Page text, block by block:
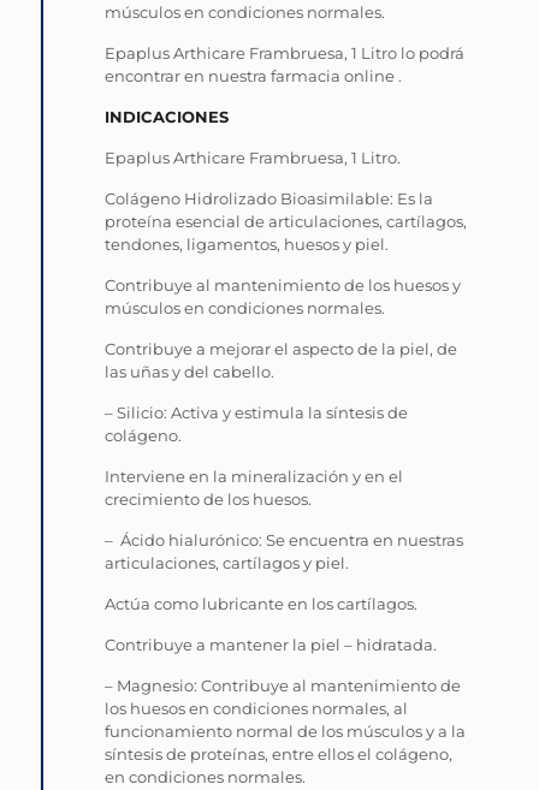
músculos en condiciones normales.
Epaplus Arthicare Frambruesa, 1 Litro lo podrá
encontrar en nuestra farmacia online .
INDICACIONES
Epaplus Arthicare Frambruesa, 1 Litro.
Colágeno Hidrolizado Bioasimilable: Es la
proteína esencial de articulaciones, cartílagos,
tendones, ligamentos, huesos y piel.
Contribuye al mantenimiento de los huesos y
músculos en condiciones normales.
Contribuye a mejorar el aspecto de la piel, de
las uñas y del cabello.
– Silicio: Activa y estimula la síntesis de
colágeno.
Interviene en la mineralización y en el
crecimiento de los huesos.
– Ácido hialurónico: Se encuentra en nuestras
articulaciones, cartílagos y piel.
Actúa como lubricante en los cartílagos.
Contribuye a mantener la piel – hidratada.
– Magnesio: Contribuye al mantenimiento de
los huesos en condiciones normales, al
funcionamiento normal de los músculos y a la
síntesis de proteínas, entre ellos el colágeno,
en condiciones normales.